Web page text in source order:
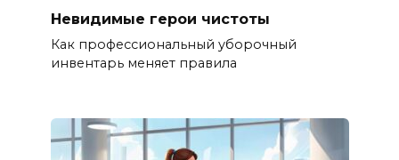
Невидимые герои чистоты
Как профессиональный уборочный
инвентарь меняет правила